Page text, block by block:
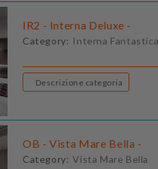
IR2 - Interna Deluxe -
Category: Interna Fantastica
Descrizione categoria
OB - Vista Mare Bella -
Category: Vista Mare Bella